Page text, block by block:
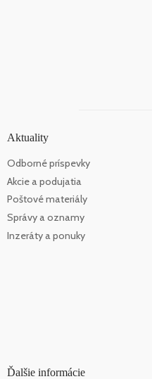
Aktuality
Odborné príspevky
Akcie a podujatia
Poštové materiály
Správy a oznamy
Inzeráty a ponuky
Ďalšie informácie